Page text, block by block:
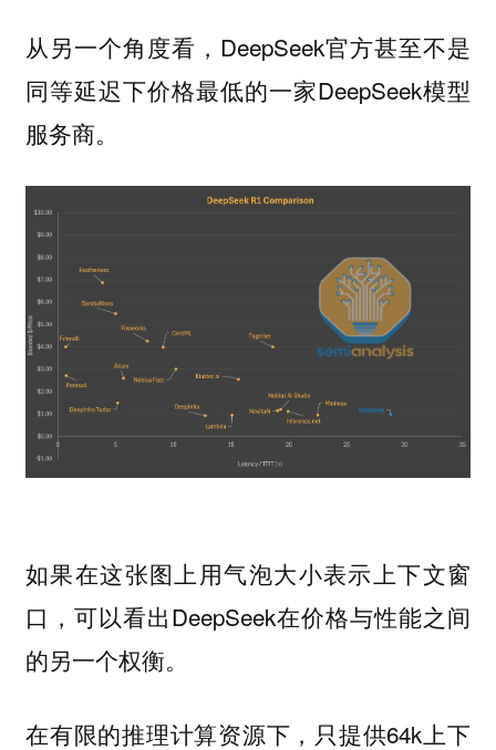
从另一个角度看，DeepSeek官方甚至不是
同等延迟下价格最低的一家DeepSeek模型
服务商。
如果在这张图上用气泡大小表示上下文窗
口，可以看出DeepSeek在价格与性能之间
的另一个权衡。
在有限的推理计算资源下，只提供64k上下